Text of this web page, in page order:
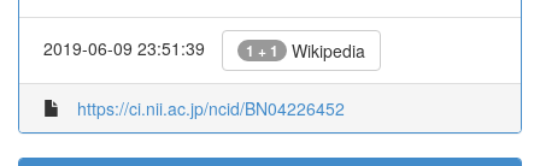
2019-06-09 23:51:39 1 + 1 Wikipedia
https://ci.nii.ac.jp/ncid/BN04226452